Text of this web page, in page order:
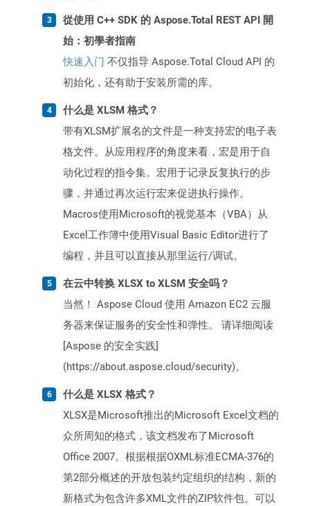
從使用 C++ SDK 的 Aspose.Total REST API 開
始：初學者指南
快速入门 不仅指导 Aspose.Total Cloud API 的
初始化，还有助于安装所需的库。
什么是 XLSM 格式？
带有XLSM扩展名的文件是一种支持宏的电子表
格文件。从应用程序的角度来看，宏是用于自
动化过程的指令集。宏用于记录反复执行的步
骤，并通过再次运行宏来促进执行操作。
Macros使用Microsoft的视觉基本（VBA）从
Excel工作簿中使用Visual Basic Editor进行了
编程，并且可以直接从那里运行/调试。
在云中转换 XLSX to XLSM 安全吗？
当然！ Aspose Cloud 使用 Amazon EC2 云服
务器来保证服务的安全性和弹性。 请详细阅读
[Aspose 的安全实践]
(https://about.aspose.cloud/security)。
什么是 XLSX 格式？
XLSX是Microsoft推出的Microsoft Excel文档的
众所周知的格式，该文档发布了Microsoft
Office 2007。根据根据OXML标准ECMA-376的
第2部分概述的开放包装约定组织的结构，新的
新格式为包含许多XML文件的ZIP软件包。可以